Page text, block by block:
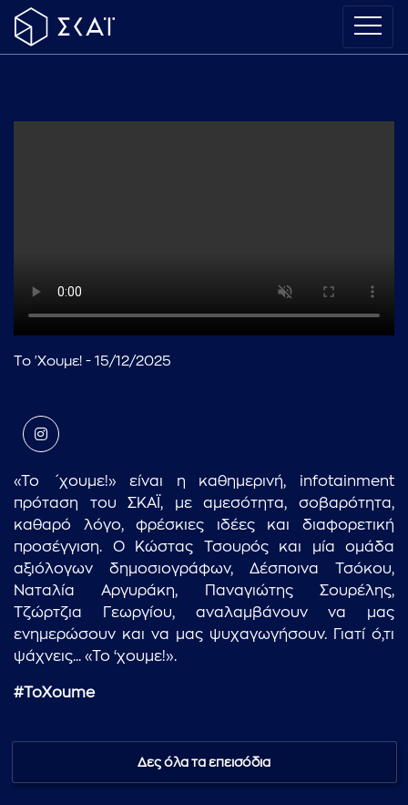
Το 'Χουμε! - 15/12/2025
«Το ΄χουμε!» είναι η καθημερινή, infotainment
πρόταση του ΣΚΑΪ, με αμεσότητα, σοβαρότητα,
καθαρό λόγο, φρέσκιες ιδέες και διαφορετική
προσέγγιση. Ο Κώστας Τσουρός και μία ομάδα
αξιόλογων δημοσιογράφων, Δέσποινα Τσόκου,
Ναταλία Αργυράκη, Παναγιώτης Σουρέλης,
Τζώρτζια Γεωργίου, αναλαμβάνουν να μας
ενημερώσουν και να μας ψυχαγωγήσουν. Γιατί ό,τι
ψάχνεις... «Το ‘χουμε!».
#ToXoume
Δες όλα τα επεισόδια